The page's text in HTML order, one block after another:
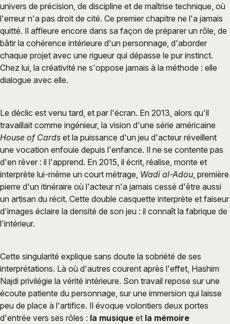
univers de précision, de discipline et de maîtrise technique, où
l'erreur n'a pas droit de cité. Ce premier chapitre ne l'a jamais
quitté. Il affleure encore dans sa façon de préparer un rôle, de
bâtir la cohérence intérieure d'un personnage, d'aborder
chaque projet avec une rigueur qui dépasse le pur instinct.
Chez lui, la créativité ne s'oppose jamais à la méthode : elle
dialogue avec elle.
Le déclic est venu tard, et par l'écran. En 2013, alors qu'il
travaillait comme ingénieur, la vision d'une série américaine
House of Cards et la puissance d'un jeu d'acteur réveillent
une vocation enfouie depuis l'enfance. Il ne se contente pas
d'en rêver : il l'apprend. En 2015, il écrit, réalise, monte et
interprète lui-même un court métrage, Wadi al-Adou , première
pierre d'un itinéraire où l'acteur n'a jamais cessé d'être aussi
un artisan du récit. Cette double casquette interprète et faiseur
d'images éclaire la densité de son jeu : il connaît la fabrique de
l'intérieur.
Cette singularité explique sans doute la sobriété de ses
interprétations. Là où d'autres courent après l'effet, Hashim
Najdi privilégie la vérité intérieure. Son travail repose sur une
écoute patiente du personnage, sur une immersion qui laisse
peu de place à l'artifice. Il évoque volontiers deux portes
d'entrée vers ses rôles : la musique et la mémoire